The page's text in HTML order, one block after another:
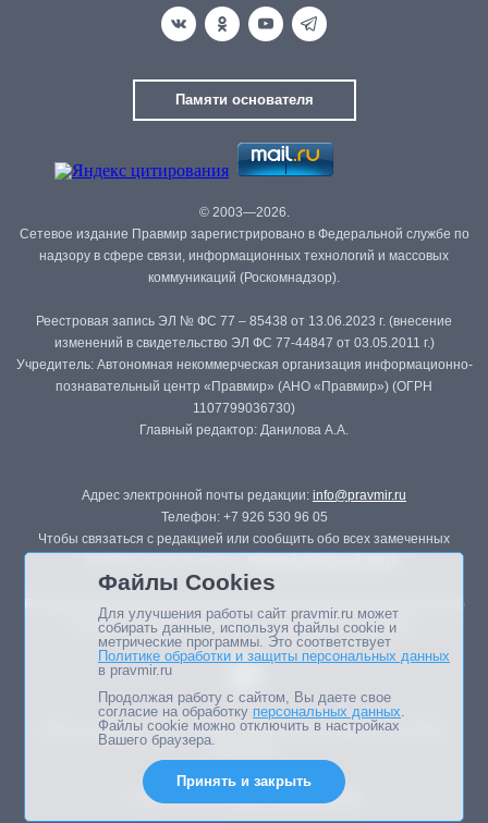
Памяти основателя
© 2003—2026.
Сетевое издание Правмир зарегистрировано в Федеральной службе по
надзору в сфере связи, информационных технологий и массовых
коммуникаций (Роскомнадзор).
Реестровая запись ЭЛ № ФС 77 – 85438 от 13.06.2023 г. (внесение
изменений в свидетельство ЭЛ ФС 77-44847 от 03.05.2011 г.)
Учредитель: Автономная некоммерческая организация информационно-
познавательный центр «Правмир» (АНО «Правмир») (ОГРН
1107799036730)
Главный редактор: Данилова А.А.
Адрес электронной почты редакции: info@pravmir.ru
Телефон: +7 926 530 96 05
Чтобы связаться с редакцией или сообщить обо всех замеченных
Републикация материалов сайта в печатных изданиях (книгах, прессе)
возможна только с письменного разрешения редакции.
Мнение авторов статей портала может не совпадать с позицией
Дизайн сайта -
Файлы Cookies
Для улучшения работы сайт pravmir.ru может
собирать данные, используя файлы cookie и
метрические программы. Это соответствует
Политике обработки и защиты персональных данных
в pravmir.ru
Продолжая работу с сайтом, Вы даете свое
согласие на обработку персональных данных.
Файлы cookie можно отключить в настройках
Вашего браузера.
Принять и закрыть